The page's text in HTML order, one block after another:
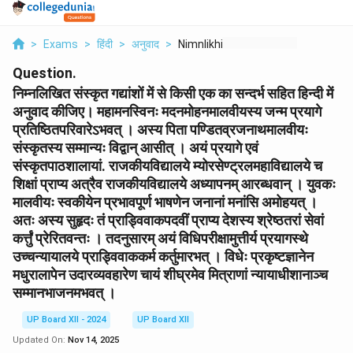
> Exams > हिंदी > अनुवाद > Nimnlikhit Snskrit G...
Question.
निम्नलिखित संस्कृत गद्यांशों में से किसी एक का सन्दर्भ सहित हिन्दी में
अनुवाद कीजिए। महामनस्विनः मदनमोहनमालवीयस्य जन्म प्रयागे
प्रतिष्ठितपरिवारेऽभवत् । अस्य पिता पण्डितव्रजनाथमालवीयः
संस्कृतस्य सम्मान्यः विद्वान् आसीत् । अयं प्रयागे एवं
संस्कृतपाठशालायां. राजकीयविद्यालये म्योरसेण्ट्रलमहाविद्यालये च
शिक्षां प्राप्य अत्रैव राजकीयविद्यालये अध्यापनम् आरब्धवान् । युवकः
मालवीयः स्वकीयेन प्रभावपूर्ण भाषणेन जनानां मनांसि अमोहयत् ।
अतः अस्य सुहृदः तं प्राड्विवाकपदवीं प्राप्य देशस्य श्रेष्ठतरां सेवां
कर्त्तुं प्रेरितवन्तः । तदनुसारम् अयं विधिपरीक्षामुत्तीर्य प्रयागस्थे
उच्चन्यायालये प्राड्विवाककर्म कर्तुमारभत् । विधेः प्रकृष्टज्ञानेन
मधुरालापेन उदारव्यवहारेण चायं शीघ्रमेव मित्राणां न्यायाधीशानाञ्च
सम्मानभाजनमभवत् ।
UP Board XII - 2024
UP Board XII
Updated On: Nov 14, 2025